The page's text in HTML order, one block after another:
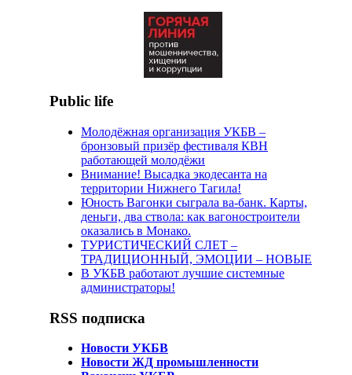
Public life
Молодёжная организация УКБВ –
бронзовый призёр фестиваля КВН
работающей молодёжи
Внимание! Высадка экодесанта на
территории Нижнего Тагила!
Юность Вагонки сыграла ва-банк. Карты,
деньги, два ствола: как вагоностроители
оказались в Монако.
ТУРИСТИЧЕСКИЙ СЛЕТ –
ТРАДИЦИОННЫЙ, ЭМОЦИИ – НОВЫЕ
В УКБВ работают лучшие системные
администраторы!
RSS подписка
Новости УКБВ
Новости ЖД промышленности